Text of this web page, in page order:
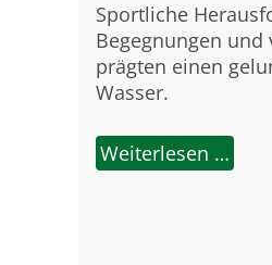
Sportliche
Begegnungen und
prägten einen
Wasser.
Weiterlesen …